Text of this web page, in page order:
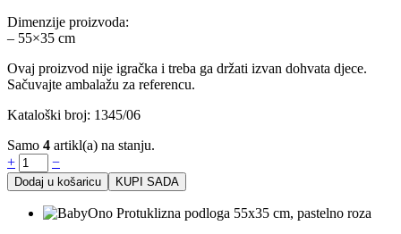
Dimenzije proizvoda:
– 55×35 cm
Ovaj proizvod nije igračka i treba ga držati izvan dohvata djece.
Sačuvajte ambalažu za referencu.
Kataloški broj: 1345/06
Samo 4 artikl(a) na stanju.
+
−
Dodaj u košaricu KUPI SADA